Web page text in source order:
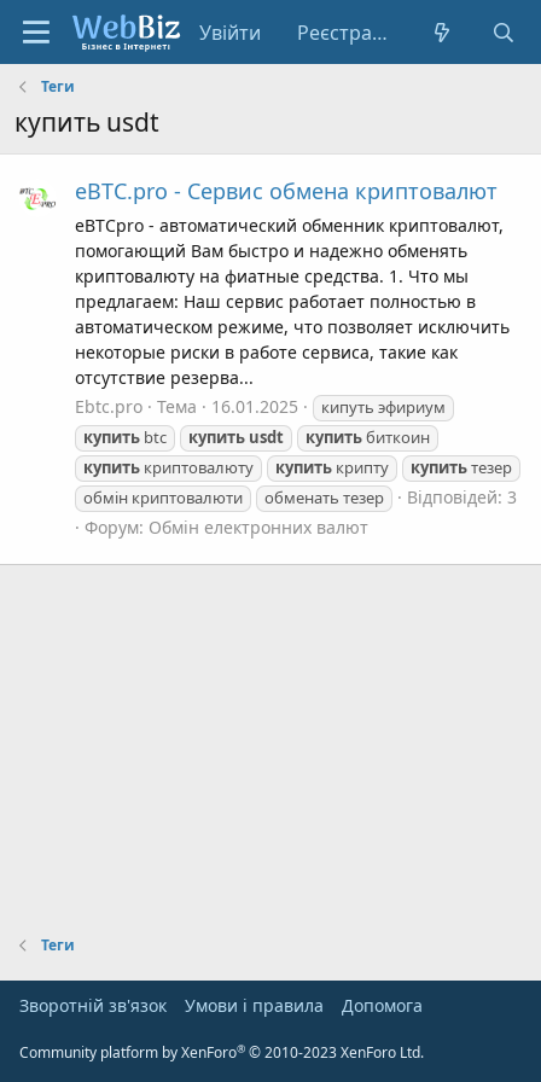
Увійти Реєстрація
Теги
купить usdt
eBTC.pro - Сервис обмена криптовалют
eBTCpro - автоматический обменник криптовалют,
помогающий Вам быстро и надежно обменять
криптовалюту на фиатные средства. 1. Что мы
предлагаем: Наш сервис работает полностью в
автоматическом режиме, что позволяет исключить
некоторые риски в работе сервиса, такие как
отсутствие резерва...
Ebtc.pro
Тема 16.01.2025
кипуть эфириум
купить btc купить usdt купитьбиткоин
купить криптовалюту купить крипту купитьтезер
обмін криптовалюти
обменать тезер
Відповідей: 3
Форум: Обмін електронних валют
Теги
Зворотній зв'язок Умови і правила Дoпoмoга
Community platform by XenForo® © 2010-2023 XenForo Ltd.